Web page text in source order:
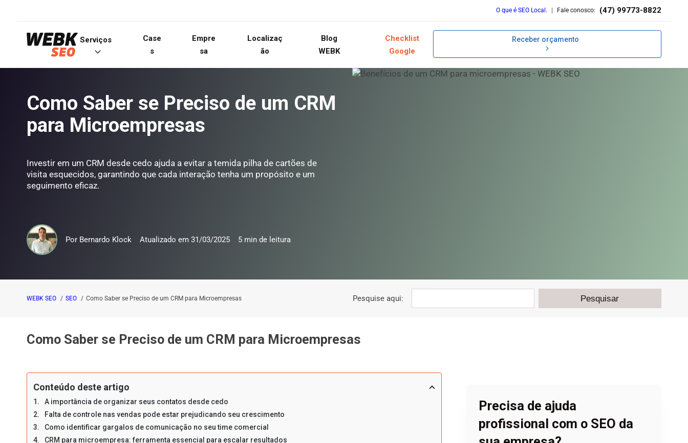
O que é SEO Local. Fale conosco: (47) 99773-8822
Serviços
Case
s
Empre
sa
Localizaç
ão
Blog
WEBK
Checklist
Google
Receber orçamento
Como Saber se Preciso de um CRM
para Microempresas
Investir em um CRM desde cedo ajuda a evitar a temida pilha de cartões de
visita esquecidos, garantindo que cada interação tenha um propósito e um
seguimento eficaz.
Por Bernardo Klock Atualizado em 31/03/2025 5 min de leitura
WEBK SEO SEO Como Saber se Preciso de um CRM para Microempresas Pesquise aqui:
Como Saber se Preciso de um CRM para Microempresas
Conteúdo deste artigo
A importância de organizar seus contatos desde cedo
Falta de controle nas vendas pode estar prejudicando seu crescimento
Como identificar gargalos de comunicação no seu time comercial
CRM para microempresa: ferramenta essencial para escalar resultados
Precisa de ajuda
profissional com o SEO da